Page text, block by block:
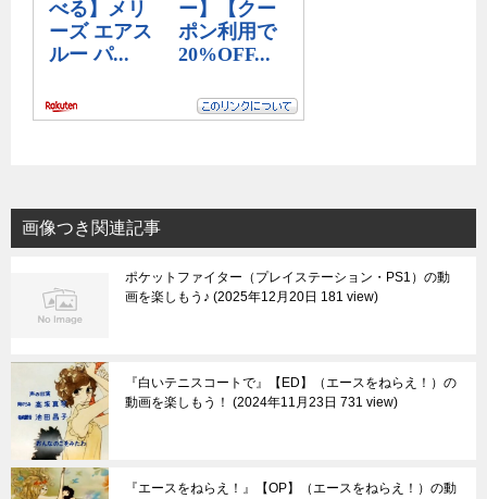
画像つき関連記事
ポケットファイター（プレイステーション・PS1）の動
画を楽しもう♪ 2025年12月20日 181 view
『白いテニスコートで』【ED】（エースをねらえ！）の
動画を楽しもう！
2024年11月23日 731 view
『エースをねらえ！』【OP】（エースをねらえ！）の動